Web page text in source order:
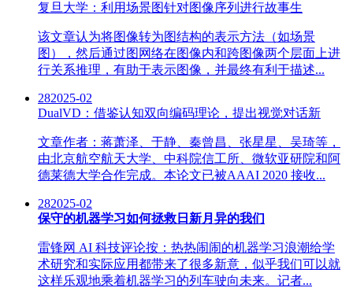
复旦大学：利用场景图针对图像序列进行故事生
该文章认为将图像转为图结构的表示方法（如场景
图），然后通过图网络在图像内和跨图像两个层面上进
行关系推理，有助于表示图像，并最终有利于描述...
282025-02
DualVD：借鉴认知双向编码理论，提出视觉对话新
文章作者：蒋萧泽、于静、秦曾昌、张星星、吴琦等，
由北京航空航天大学、中科院信工所、微软亚研院和阿
德莱德大学合作完成。本论文已被AAAI 2020 接收...
282025-02
保守的机器学习如何拯救日新月异的我们
雷锋网 AI 科技评论按：热热闹闹的机器学习浪潮给学
术研究和实际应用都带来了很多新意，似乎我们可以就
这样乐观地乘着机器学习的列车驶向未来。记者...